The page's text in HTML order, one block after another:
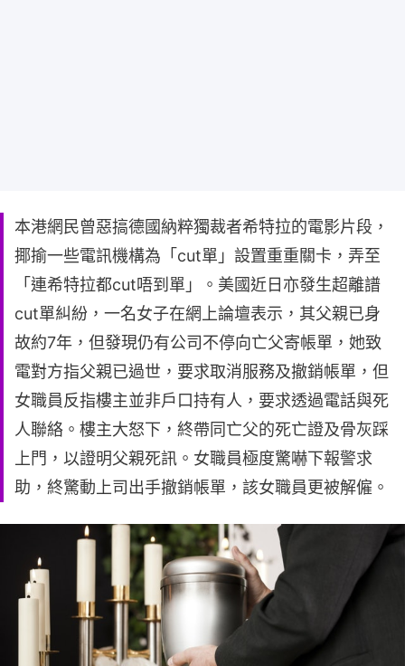
本港網民曾惡搞德國納粹獨裁者希特拉的電影片段，
揶揄一些電訊機構為「cut單」設置重重關卡，弄至
「連希特拉都cut唔到單」。美國近日亦發生超離譜
cut單糾紛，一名女子在網上論壇表示，其父親已身
故約7年，但發現仍有公司不停向亡父寄帳單，她致
電對方指父親已過世，要求取消服務及撤銷帳單，但
女職員反指樓主並非戶口持有人，要求透過電話與死
人聯絡。樓主大怒下，終帶同亡父的死亡證及骨灰踩
上門，以證明父親死訊。女職員極度驚嚇下報警求
助，終驚動上司出手撤銷帳單，該女職員更被解僱。